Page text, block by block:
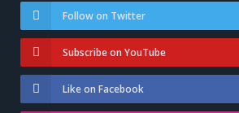
Follow on Twitter
Subscribe on YouTube
Like on Facebook